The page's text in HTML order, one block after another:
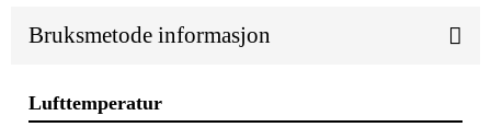
Bruksmetode informasjon
Lufttemperatur